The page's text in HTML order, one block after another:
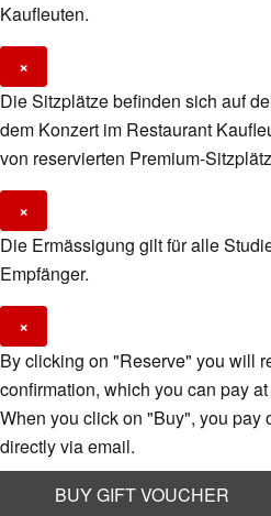
BUY GIFT VOUCHER
Kaufleuten.
×
Die Sitzplätze befinden sich auf
dem Konzert im Restaurant
von reservierten Premium-
×
Die Ermässigung gilt für alle
Empfänger.
×
By clicking on "Reserve" you will
confirmation, which you can pay
When you click on "Buy", you pay
directly via email.